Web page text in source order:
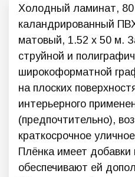
Холодный ламинат,
каландрированный
матовый, 1.52 х 50 м.
струйной и
широкоформатной
на плоских
интерьерного
(предпочтительно),
краткосрочное
Плёнка имеет добавки
обеспечивают ей